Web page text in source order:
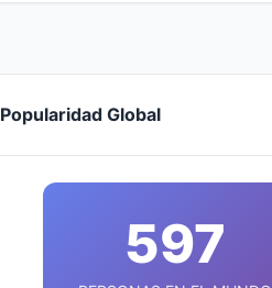
Popularidad Global
597